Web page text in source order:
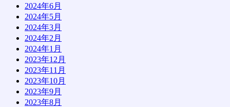
2024年6月
2024年5月
2024年3月
2024年2月
2024年1月
2023年12月
2023年11月
2023年10月
2023年9月
2023年8月